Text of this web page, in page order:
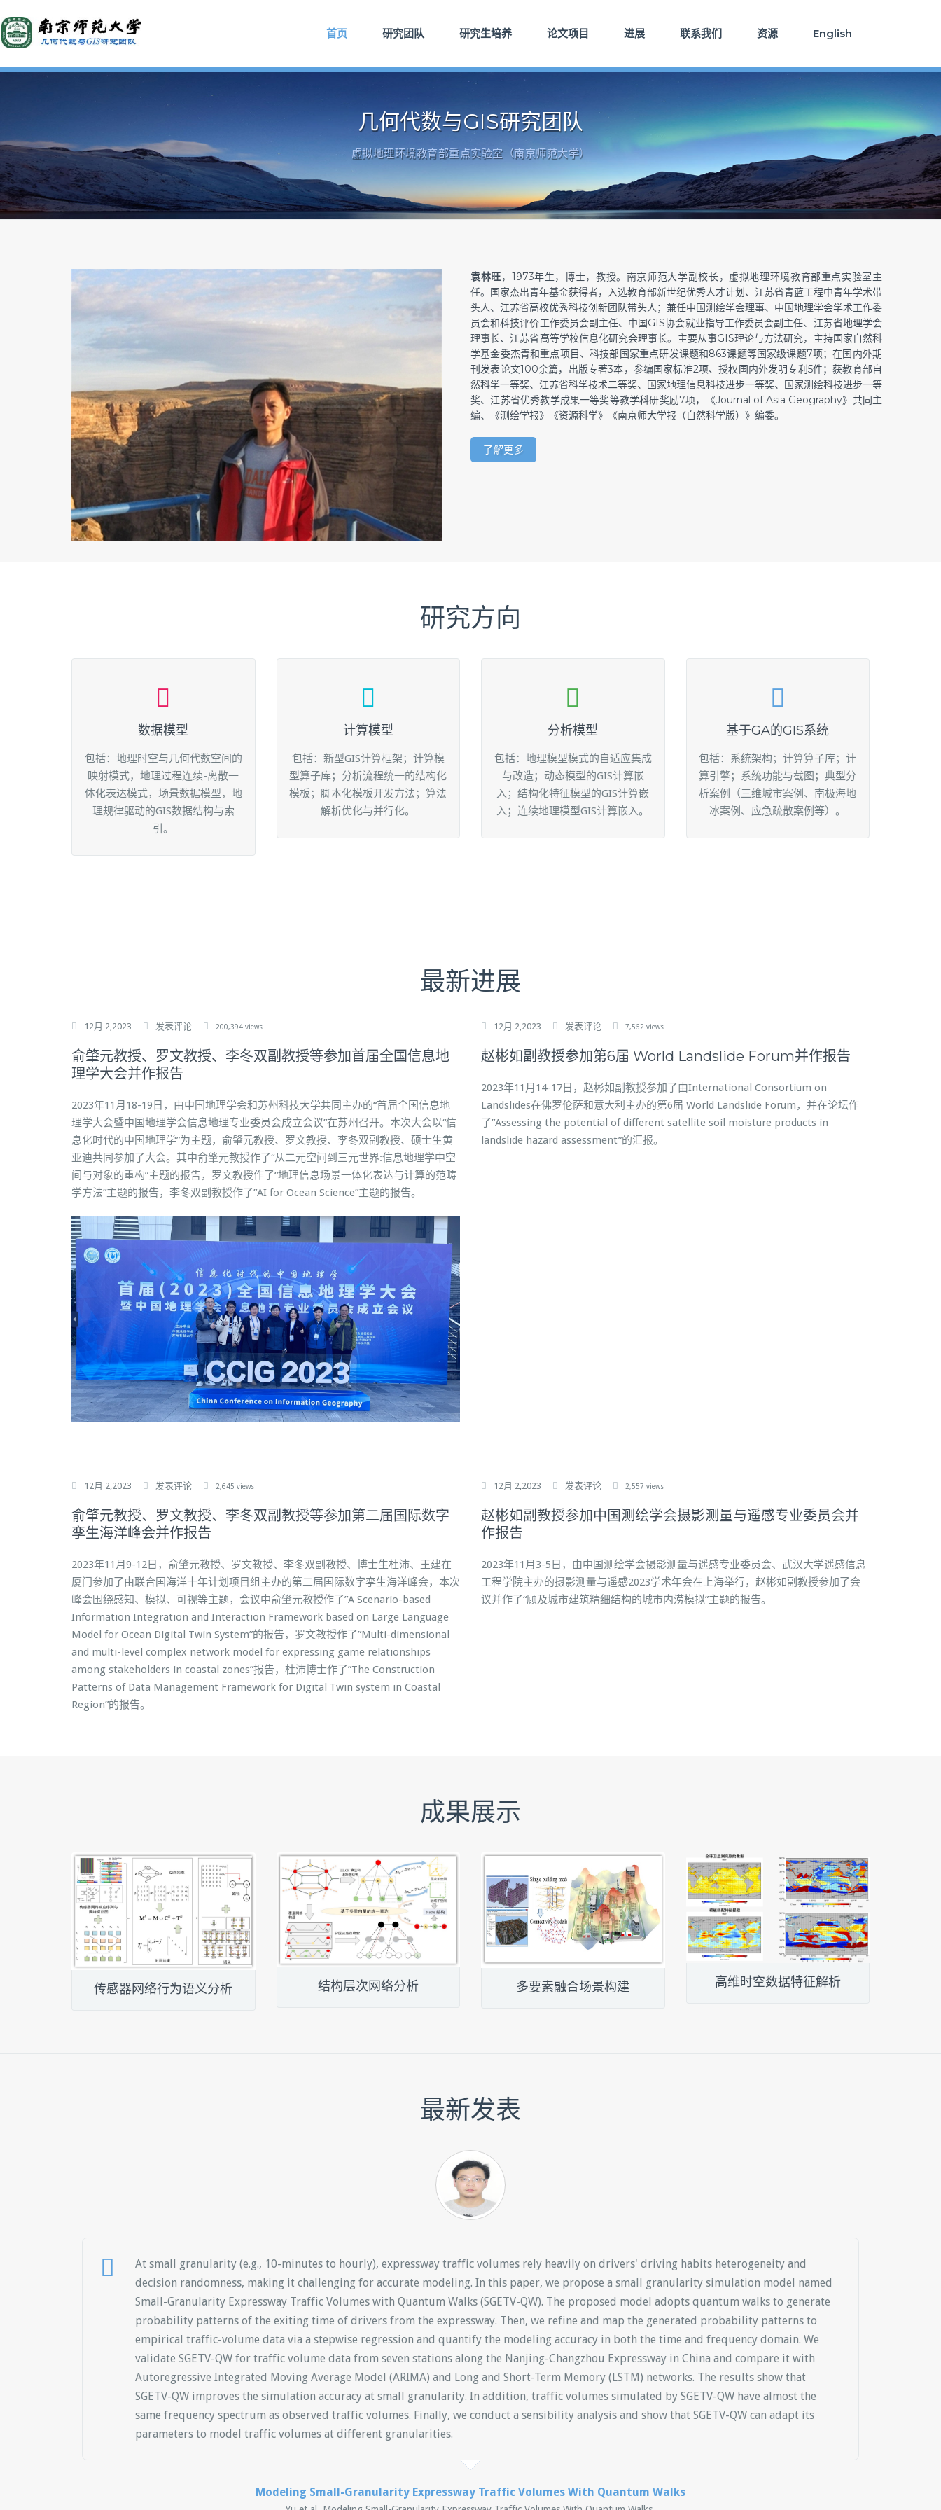
首页 研究团队 研究生培养 论文项目 进展 联系我们 资源 English
几何代数与GIS研究团队
虚拟地理环境教育部重点实验室（南京师范大学）
袁林旺，1973年生，博士，教授。南京师范大学副校长，虚拟地理环境教育部重点实验室主
任。国家杰出青年基金获得者，入选教育部新世纪优秀人才计划、江苏省青蓝工程中青年学术带
头人、江苏省高校优秀科技创新团队带头人；兼任中国测绘学会理事、中国地理学会学术工作委
员会和科技评价工作委员会副主任、中国GIS协会就业指导工作委员会副主任、江苏省地理学会
理事长、江苏省高等学校信息化研究会理事长。主要从事GIS理论与方法研究，主持国家自然科
学基金委杰青和重点项目、科技部国家重点研发课题和863课题等国家级课题7项；在国内外期
刊发表论文100余篇，出版专著3本，参编国家标准2项、授权国内外发明专利5件；获教育部自
然科学一等奖、江苏省科学技术二等奖、国家地理信息科技进步一等奖、国家测绘科技进步一等
奖、江苏省优秀教学成果一等奖等教学科研奖励7项，《Journal of Asia Geography》共同主
编、《测绘学报》《资源科学》《南京师大学报（自然科学版）》编委。
了解更多
研究方向
数据模型
包括：地理时空与几何代数空间的
映射模式，地理过程连续-离散一
体化表达模式，场景数据模型，地
理规律驱动的GIS数据结构与索
引。
计算模型
包括：新型GIS计算框架；计算模
型算子库；分析流程统一的结构化
模板；脚本化模板开发方法；算法
解析优化与并行化。
分析模型
包括：地理模型模式的自适应集成
与改造；动态模型的GIS计算嵌
入；结构化特征模型的GIS计算嵌
入；连续地理模型GIS计算嵌入。
基于GA的GIS系统
包括：系统架构；计算算子库；计
算引擎；系统功能与截图；典型分
析案例（三维城市案例、南极海地
冰案例、应急疏散案例等）。
最新进展
12月 2,2023 发表评论 200,394 views
俞肇元教授、罗文教授、李冬双副教授等参加首届全国信息地
理学大会并作报告
2023年11月18-19日，由中国地理学会和苏州科技大学共同主办的“首届全国信息地
理学大会暨中国地理学会信息地理专业委员会成立会议”在苏州召开。本次大会以“信
息化时代的中国地理学”为主题，俞肇元教授、罗文教授、李冬双副教授、硕士生黄
亚迪共同参加了大会。其中俞肇元教授作了“从二元空间到三元世界:信息地理学中空
间与对象的重构”主题的报告，罗文教授作了“地理信息场景一体化表达与计算的范畴
学方法”主题的报告，李冬双副教授作了”AI for Ocean Science”主题的报告。
12月 2,2023 发表评论 7,562 views
赵彬如副教授参加第6届 World Landslide Forum并作报告
2023年11月14-17日，赵彬如副教授参加了由International Consortium on
Landslides在佛罗伦萨和意大利主办的第6届 World Landslide Forum，并在论坛作
了”Assessing the potential of different satellite soil moisture products in
landslide hazard assessment”的汇报。
12月 2,2023 发表评论 2,645 views
俞肇元教授、罗文教授、李冬双副教授等参加第二届国际数字
孪生海洋峰会并作报告
2023年11月9-12日，俞肇元教授、罗文教授、李冬双副教授、博士生杜沛、王建在
厦门参加了由联合国海洋十年计划项目组主办的第二届国际数字孪生海洋峰会，本次
峰会围绕感知、模拟、可视等主题，会议中俞肇元教授作了”A Scenario-based
Information Integration and Interaction Framework based on Large Language
Model for Ocean Digital Twin System”的报告，罗文教授作了”Multi-dimensional
and multi-level complex network model for expressing game relationships
among stakeholders in coastal zones”报告，杜沛博士作了”The Construction
Patterns of Data Management Framework for Digital Twin system in Coastal
Region”的报告。
12月 2,2023 发表评论 2,557 views
赵彬如副教授参加中国测绘学会摄影测量与遥感专业委员会并
作报告
2023年11月3-5日，由中国测绘学会摄影测量与遥感专业委员会、武汉大学遥感信息
工程学院主办的摄影测量与遥感2023学术年会在上海举行，赵彬如副教授参加了会
议并作了“顾及城市建筑精细结构的城市内涝模拟”主题的报告。
成果展示
传感器网络行为语义分析 结构层次网络分析 多要素融合场景构建 高维时空数据特征解析
最新发表
At small granularity (e.g., 10-minutes to hourly), expressway traffic volumes rely heavily on drivers' driving habits heterogeneity and
decision randomness, making it challenging for accurate modeling. In this paper, we propose a small granularity simulation model named
Small-Granularity Expressway Traffic Volumes with Quantum Walks (SGETV-QW). The proposed model adopts quantum walks to generate
probability patterns of the exiting time of drivers from the expressway. Then, we refine and map the generated probability patterns to
empirical traffic-volume data via a stepwise regression and quantify the modeling accuracy in both the time and frequency domain. We
validate SGETV-QW for traffic volume data from seven stations along the Nanjing-Changzhou Expressway in China and compare it with
Autoregressive Integrated Moving Average Model (ARIMA) and Long and Short-Term Memory (LSTM) networks. The results show that
SGETV-QW improves the simulation accuracy at small granularity. In addition, traffic volumes simulated by SGETV-QW have almost the
same frequency spectrum as observed traffic volumes. Finally, we conduct a sensibility analysis and show that SGETV-QW can adapt its
parameters to model traffic volumes at different granularities.
Modeling Small-Granularity Expressway Traffic Volumes With Quantum Walks